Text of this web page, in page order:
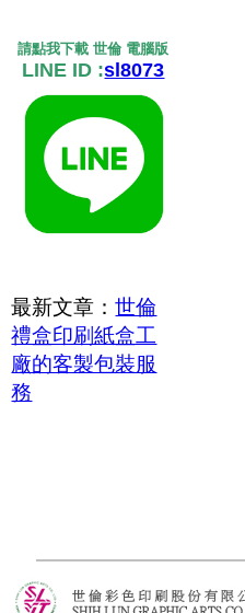
請點我下載 世倫 電腦版
LINE ID :sl8073
最新文章：世倫
禮盒印刷紙盒工
廠的客製包裝服
務